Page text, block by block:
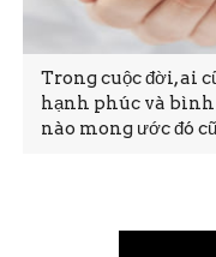
ai cũng mong có
bình an. Tuy nhiên,
đó cũng là hiện